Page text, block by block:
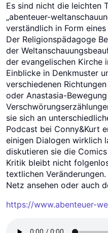
Es sind nicht die leichten
„abenteuer-
verständlich in Form
Der Religionspädagoge
der
der evangelischen Kirche
Einblicke in Denkmuster
verschiedenen
oder Anastasia-
sie sich an
Podcast bei Conny&Kurt
einigen Dialogen wirklich
diskutieren sie die
Kritik bleibt nicht
textlichen
Netz ansehen oder auch
https://www.abenteuer-